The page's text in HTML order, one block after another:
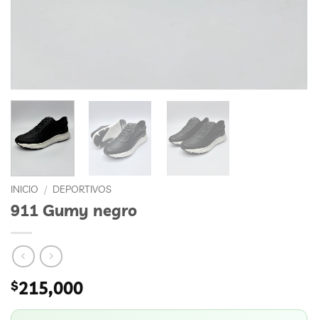
INICIO / DEPORTIVOS
911 Gumy negro
$215,000